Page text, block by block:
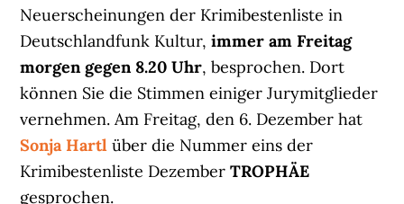
Neuerscheinungen der Krimibestenliste in
Deutschlandfunk Kultur,immer am Freitag
morgen gegen 8.20 Uhr, besprochen. Dort
können Sie die Stimmen einiger Jurymitglieder
vernehmen. Am Freitag, den 6. Dezember hat
Sonja Hartl über die Nummer eins der
Krimibestenliste DezemberTROPHÄE
gesprochen.